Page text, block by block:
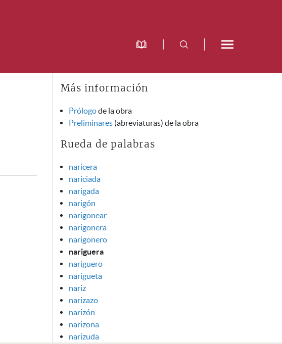
Más información
Prólogode la obra
Preliminares (abreviaturas) de la obra
Rueda de palabras
naricera
nariciada
narigada
narigón
narigonear
narigonera
narigonero
nariguera
nariguero
narigueta
nariz
narizazo
narizón
narizona
narizuda